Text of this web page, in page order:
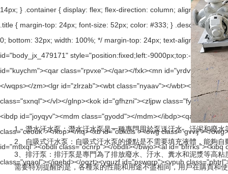
1、潛水汙水泵：潛水汙水泵是一種專門用於泵送汙水、汙泥和廢水
2、自吸式汙水泵：自吸式汙水泵的優點是不需要填充液體，能夠自動
3、排汙泵：排汙泵是專門為了排放廢水、汙水、糞水和泥漿等
需要特別提醒的是，各種泵的性能和用途不盡相同，用戶在購買和使